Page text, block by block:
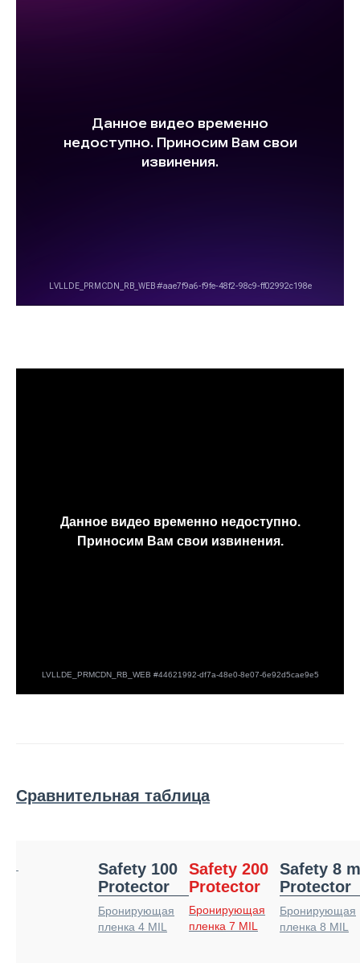
Сравнительная таблица
Safety 100
Protector
Бронирующая
пленка 4 MIL
Safety 200
Protector
Бронирующая
пленка 7 MIL
Safety 8
Protector
Бронирующая
пленка 8 MIL